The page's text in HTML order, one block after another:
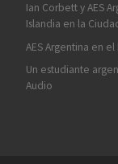
Ian Corbett y AES
Islandia en la
AES Argentina en
Un estudiante
Audio